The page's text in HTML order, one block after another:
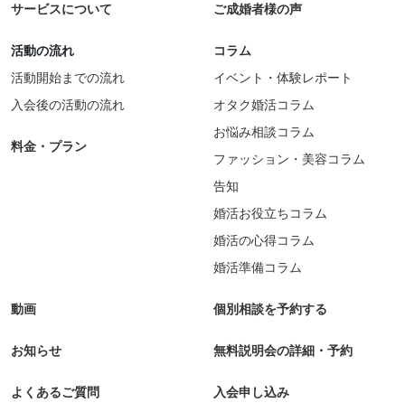
サービスについて
活動の流れ
活動開始までの流れ
入会後の活動の流れ
料金・プラン
ご成婚者様の声
コラム
イベント・体験レポート
オタク婚活コラム
お悩み相談コラム
ファッション・美容コラム
告知
婚活お役立ちコラム
婚活の心得コラム
婚活準備コラム
動画
お知らせ
よくあるご質問
個別相談を予約する
無料説明会の詳細・予約
入会申し込み